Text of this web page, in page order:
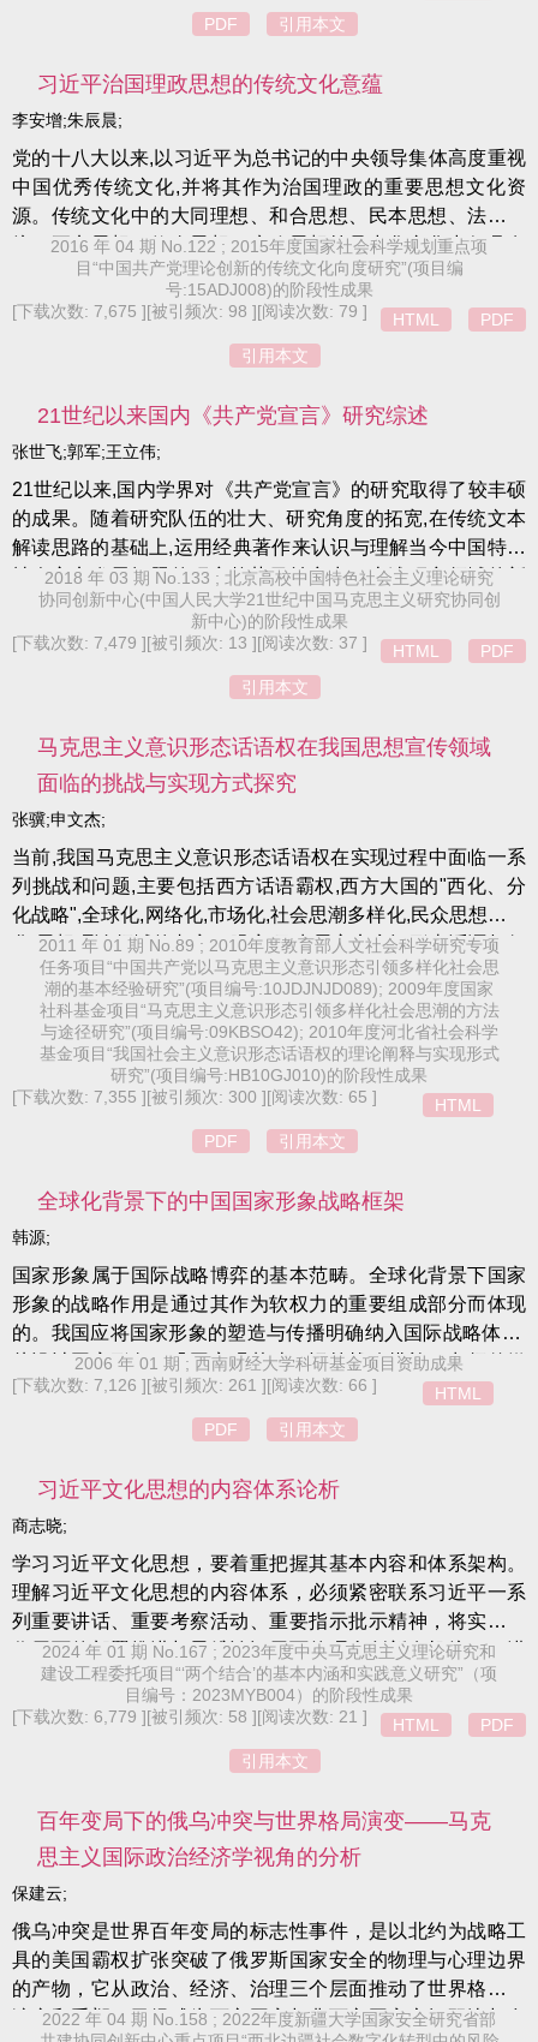
克思系统的生态学这一完整的过程,为解决全球化背景下的资
本主义生态环境危机提供了一种马克思主义的解决方案。
PDF
引用本文
习近平治国理政思想的传统文化意蕴
李安增;朱辰晨;
党的十八大以来,以习近平为总书记的中央领导集体高度重视
中国优秀传统文化,并将其作为治国理政的重要思想文化资
源。传统文化中的大同理想、和合思想、民本思想、法治传
统、正义思想、修身思想、廉政思想等是中华文化中仍具有
当代价值的宝贵思想资源。习近平治国理政思想继承了其精
华,并对其进行了创造性转化和创新性发展。同时,习近平治国
理政思想也凸显了中华民族独特的思维方式:整体思维方式、
务实思维方式、辩证思维方式和创新思维方式。探讨习近平
思想、更好地从传统文化的丰厚滋养中汲取历史智慧、增强
中华民族的文化自信有着重要意义。
2016 年 04 期 No.122 ; 2015年度国家社会科学规划重点项
目“中国共产党理论创新的传统文化向度研究”(项目编
号:15ADJ008)的阶段性成果
[下载次数: 7,675 ][被引频次: 98 ][阅读次数: 79 ] HTML
PDF
引用本文
21世纪以来国内《共产党宣言》研究综述
张世飞;郭军;王立伟;
21世纪以来,国内学界对《共产党宣言》的研究取得了较丰硕
的成果。随着研究队伍的壮大、研究角度的拓宽,在传统文本
解读思路的基础上,运用经典著作来认识与理解当今中国特色
社会主义发展问题的研究趋势日益突出。上述研究领域的新
变化,为马克思主义中国化和大众化发展提供了新的思想源流,
助推了马克思主义在中国的新发展。
2018 年 03 期 No.133 ; 北京高校中国特色社会主义理论研究
协同创新中心(中国人民大学21世纪中国马克思主义研究协同创
新中心)的阶段性成果
[下载次数: 7,479 ][被引频次: 13 ][阅读次数: 37 ] HTML
PDF
引用本文
马克思主义意识形态话语权在我国思想宣传领域
面临的挑战与实现方式探究
张骥;申文杰;
当前,我国马克思主义意识形态话语权在实现过程中面临一系
列挑战和问题,主要包括西方话语霸权,西方大国的"西化、分
化战略",全球化,网络化,市场化,社会思潮多样化,民众思想复杂
化,思想理论领域的杂音、噪音,马克思主义意识形态话语权行
使方式简单化等方面。要应对挑战、解决问题,就要积极探索
马克思主义意识形态话语权的实现方式。
2011 年 01 期 No.89 ; 2010年度教育部人文社会科学研究专项
任务项目“中国共产党以马克思主义意识形态引领多样化社会思
潮的基本经验研究”(项目编号:10JDJNJD089); 2009年度国家
社科基金项目“马克思主义意识形态引领多样化社会思潮的方法
与途径研究”(项目编号:09KBSO42); 2010年度河北省社会科学
基金项目“我国社会主义意识形态话语权的理论阐释与实现形式
研究”(项目编号:HB10GJ010)的阶段性成果
[下载次数: 7,355 ][被引频次: 300 ][阅读次数: 65 ]
HTML
PDF
引用本文
全球化背景下的中国国家形象战略框架
韩源;
国家形象属于国际战略博弈的基本范畴。全球化背景下国家
形象的战略作用是通过其作为软权力的重要组成部分而体现
的。我国应将国家形象的塑造与传播明确纳入国际战略体系,
从设计国家形象、巩固客观基础、运筹战略措施、占领传媒
制高点等方面构建起中国国家形象战略框架。
2006 年 01 期 ; 西南财经大学科研基金项目资助成果
[下载次数: 7,126 ][被引频次: 261 ][阅读次数: 66 ]
HTML
PDF
引用本文
习近平文化思想的内容体系论析
商志晓;
学习习近平文化思想，要着重把握其基本内容和体系架构。
理解习近平文化思想的内容体系，必须紧密联系习近平一系
列重要讲话、重要考察活动、重要指示批示精神，将实践工
作层面的部署推进与思维认识层面的理念创新有机统一，进
行综合思考和深化探析。习近平文化思想内容丰富，由四个
主要方面(即“总论”“分论”“知论”“行论”)与一系列重要论述构成
一个内在联通、结构严谨的逻辑架构，展现出习近平文化思
想的博大精深和内容体系的厚重严谨。习近平文化思想的内
以科学方法去践行落实。
2024 年 01 期 No.167 ; 2023年度中央马克思主义理论研究和
建设工程委托项目“‘两个结合’的基本内涵和实践意义研究”（项
目编号：2023MYB004）的阶段性成果
[下载次数: 6,779 ][被引频次: 58 ][阅读次数: 21 ] HTML
PDF
引用本文
百年变局下的俄乌冲突与世界格局演变——马克
思主义国际政治经济学视角的分析
保建云;
俄乌冲突是世界百年变局的标志性事件，是以北约为战略工
具的美国霸权扩张突破了俄罗斯国家安全的物理与心理边界
的产物，它从政治、经济、治理三个层面推动了世界格局的
演变和重塑，已经成为西方国家与非西方国家之间双边与多
2022 年 04 期 No.158 ; 2022年度新疆大学国家安全研究省部